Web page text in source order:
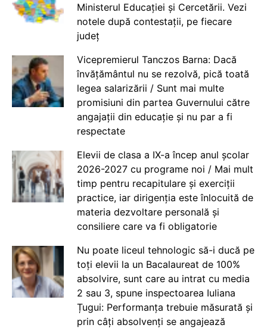
Ministerul Educației și Cercetării. Vezi
notele după contestații, pe fiecare
județ
Vicepremierul Tanczos Barna: Dacă
învățământul nu se rezolvă, pică toată
legea salarizării / Sunt mai multe
promisiuni din partea Guvernului către
angajații din educație și nu par a fi
respectate
Elevii de clasa a IX-a încep anul școlar
2026-2027 cu programe noi / Mai mult
timp pentru recapitulare și exerciții
practice, iar dirigenția este înlocuită de
materia dezvoltare personală și
consiliere care va fi obligatorie
Nu poate liceul tehnologic să-i ducă pe
toți elevii la un Bacalaureat de 100%
absolvire, sunt care au intrat cu media
2 sau 3, spune inspectoarea Iuliana
Țugui: Performanța trebuie măsurată și
prin câți absolvenți se angajează